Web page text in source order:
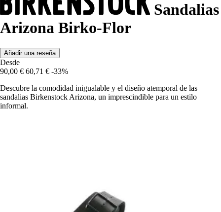
Sandalias
Arizona Birko-Flor
Añadir una reseña
Desde
90,00 € 60,71 € -33%
Descubre la comodidad inigualable y el diseño atemporal de las
sandalias Birkenstock Arizona, un imprescindible para un estilo
informal.